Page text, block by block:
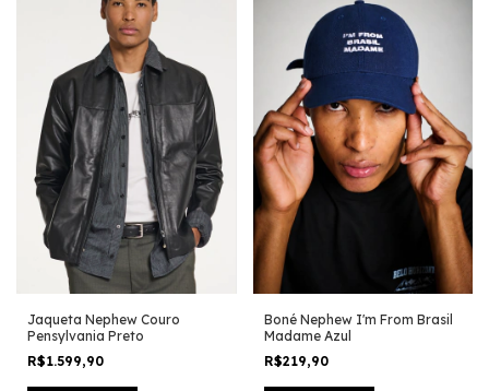
Jaqueta Nephew Couro
Pensylvania Preto
R$1.599,90
Boné Nephew I'm From Brasil
Madame Azul
R$219,90